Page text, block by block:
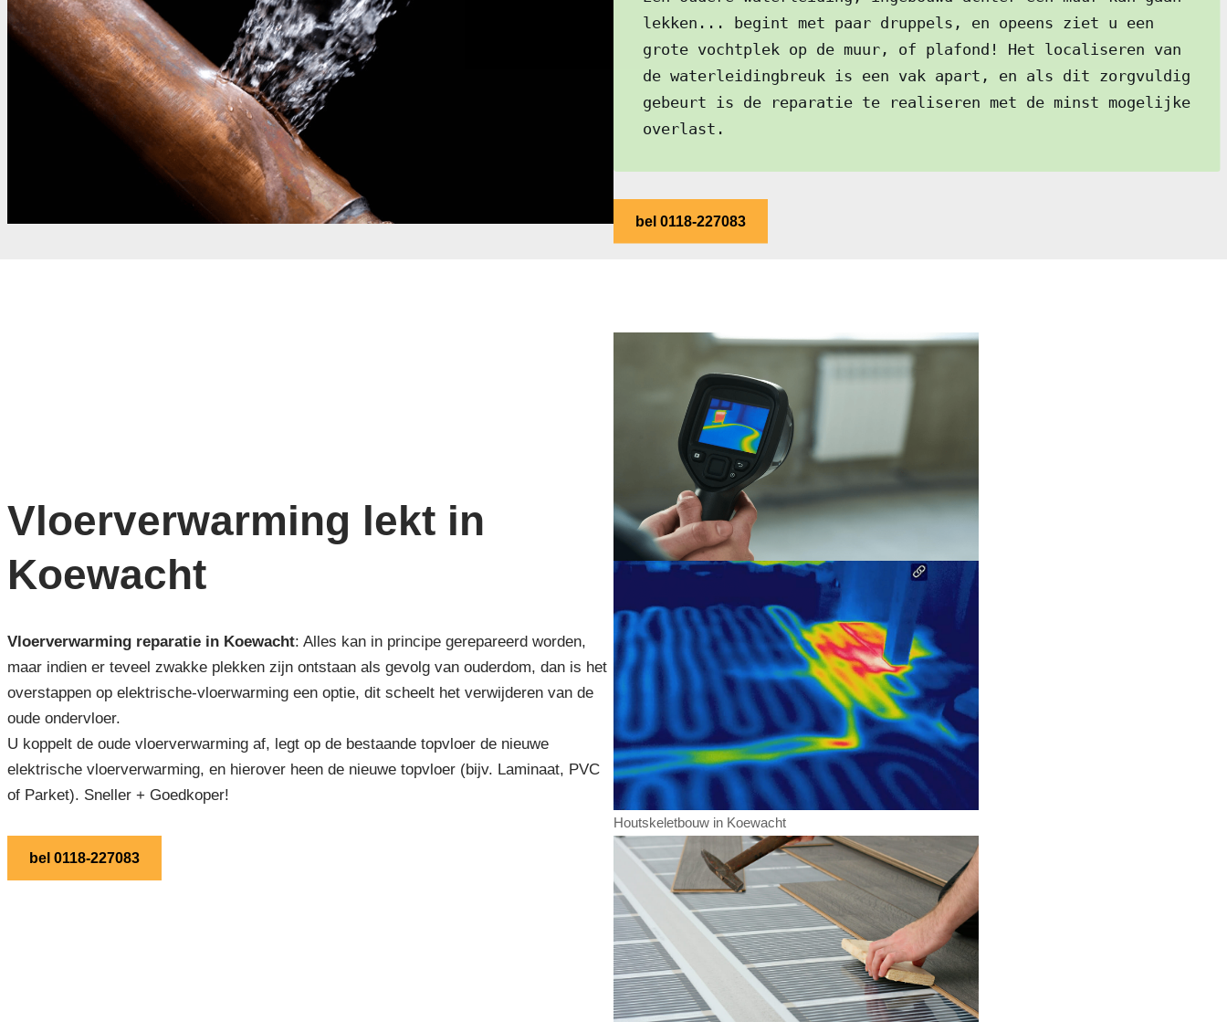
lekken... begint met paar druppels, en opeens ziet u een
grote vochtplek op de muur, of plafond! Het localiseren van
de waterleidingbreuk is een vak apart, en als dit zorgvuldig
gebeurt is de reparatie te realiseren met de minst mogelijke
overlast.
bel 0118-227083
Vloerverwarming lekt in
Koewacht
Vloerverwarming reparatie in Koewacht: Alles kan in principe gerepareerd worden,
maar indien er teveel zwakke plekken zijn ontstaan als gevolg van ouderdom, dan is het
overstappen op elektrische-vloerwarming een optie, dit scheelt het verwijderen van de
oude ondervloer.
U koppelt de oude vloerverwarming af, legt op de bestaande topvloer de nieuwe
elektrische vloerverwarming, en hierover heen de nieuwe topvloer (bijv. Laminaat, PVC
of Parket). Sneller + Goedkoper!
bel 0118-227083
Houtskeletbouw in Koewacht